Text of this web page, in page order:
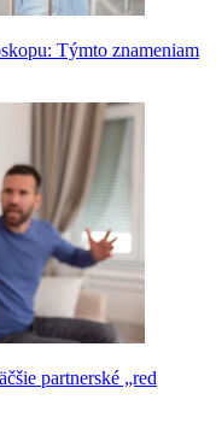
Týmto znameniam
partnerské „red